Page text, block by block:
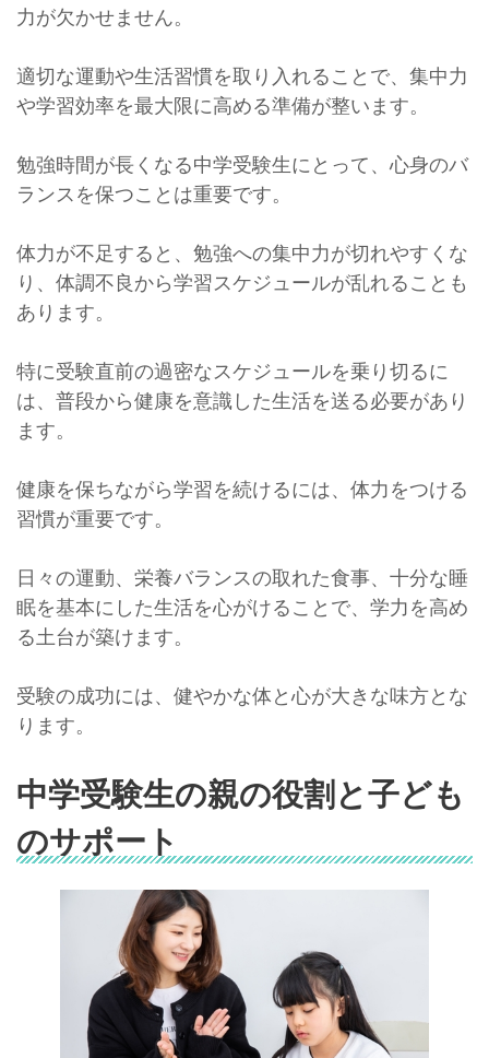
力が欠かせません。
適切な運動や生活習慣を取り入れることで、集中力
や学習効率を最大限に高める準備が整います。
勉強時間が長くなる中学受験生にとって、心身のバ
ランスを保つことは重要です。
体力が不足すると、勉強への集中力が切れやすくな
り、体調不良から学習スケジュールが乱れることも
あります。
特に受験直前の過密なスケジュールを乗り切るに
は、普段から健康を意識した生活を送る必要があり
ます。
健康を保ちながら学習を続けるには、体力をつける
習慣が重要です。
日々の運動、栄養バランスの取れた食事、十分な睡
眠を基本にした生活を心がけることで、学力を高め
る土台が築けます。
受験の成功には、健やかな体と心が大きな味方とな
ります。
中学受験生の親の役割と子ども
のサポート